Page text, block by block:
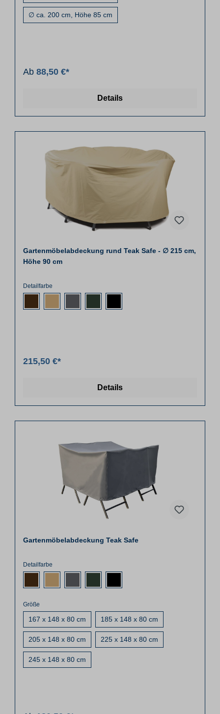
∅ ca. 200 cm, Höhe 85 cm
Ab 88,50 €*
Details
Gartenmöbelabdeckung rund Teak Safe - ∅ 215 cm,
Höhe 90 cm
Detailfarbe
215,50 €*
Details
Gartenmöbelabdeckung Teak Safe
Detailfarbe
Größe
167 x 148 x 80 cm 185 x 148 x 80 cm
205 x 148 x 80 cm 225 x 148 x 80 cm
245 x 148 x 80 cm